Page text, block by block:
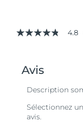
4.8
valeur
de
note
Read
4.8